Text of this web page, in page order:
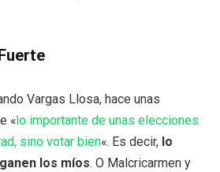
Vargas Llosa, hace unas
« lo importante de unas elecciones
sino votar bien«. Es decir, lo
los míos. O Malcricarmen y